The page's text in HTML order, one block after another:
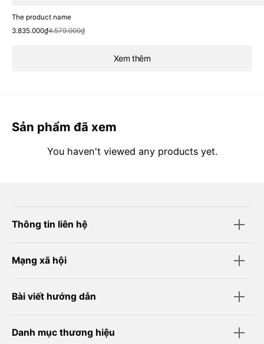
Xem thêm
The product name
Sale
3.835.000₫
Regular
4.579.000₫
Sản phẩm đã xem
You haven't viewed any products yet.
Thông tin liên hệ
Mạng xã hội
Bài viết hướng dẫn
Danh mục thương hiệu